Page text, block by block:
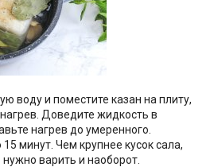
воду и поместите казан на плиту,
Доведите жидкость в
нагрев до умеренного.
минут. Чем крупнее кусок сала,
варить и наоборот.